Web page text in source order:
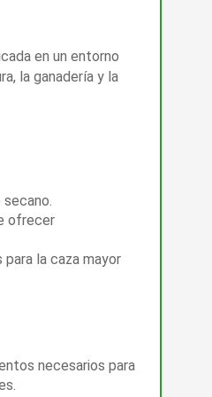
en un entorno
la ganadería y la
ofrecer
la caza mayor
necesarios para